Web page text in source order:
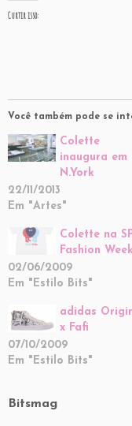
Curtir isso:
Você também pode se
Colette
inaugura em
N.York
22/11/2013
Em "Artes"
Colette na
Fashion Week
02/06/2009
Em "Estilo Bits"
adidas
x Fafi
07/10/2009
Em "Estilo Bits"
Bitsmag